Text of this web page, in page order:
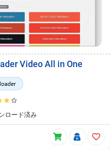
Video All in One
ロード済み